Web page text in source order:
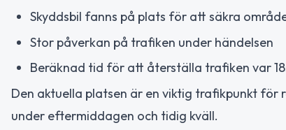
Skyddsbil fanns på plats för att säkra
Stor påverkan på trafiken under händelsen
Beräknad tid för att återställa trafiken var
Den aktuella platsen är en viktig trafikpunkt för
under eftermiddagen och tidig kväll.